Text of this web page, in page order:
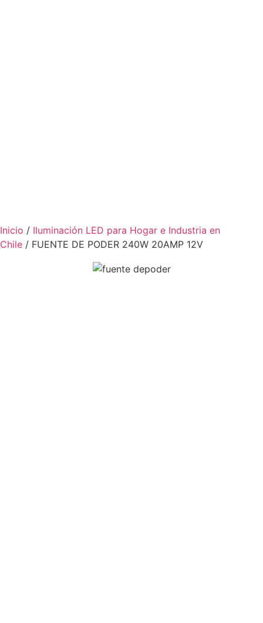
Inicio / Iluminación LED para Hogar e Industria en
Chile / FUENTE DE PODER 240W 20AMP 12V